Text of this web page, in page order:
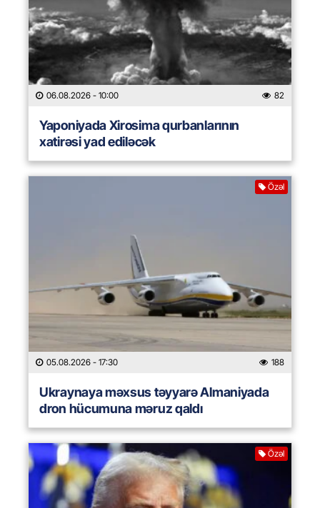
06.08.2026 - 10:00 82
Yaponiyada Xirosima qurbanlarının
xatirəsi yad ediləcək
Özəl
05.08.2026 - 17:30 188
Ukraynaya məxsus təyyarə Almaniyada
dron hücumuna məruz qaldı
Özəl